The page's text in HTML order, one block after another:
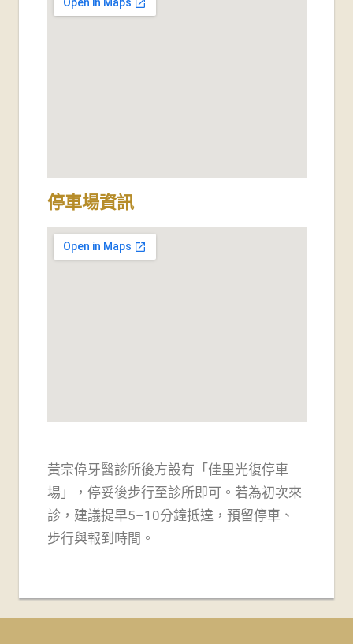
停車場資訊
黃宗偉牙醫診所後方設有「佳里光復停車
場」， 停妥後步行至診所即可。若為初次來
診，建議提早5–10分鐘抵達，預留停車、
步行與報到時間。